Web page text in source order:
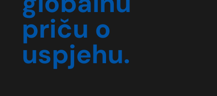
priču o
uspjehu.